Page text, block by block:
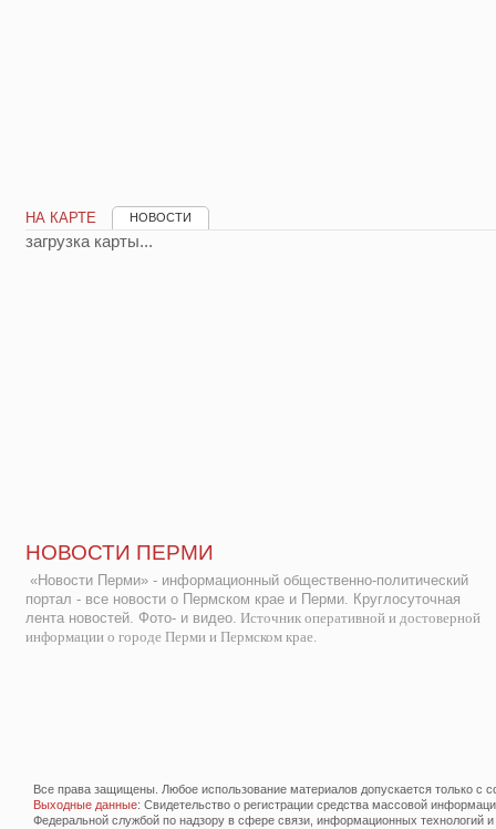
НА КАРТЕ НОВОСТИ
загрузка карты...
НОВОСТИ ПЕРМИ
«Новости Перми» - информационный общественно-политический
портал - все новости о Пермском крае и Перми. Круглосуточная
лента новостей. Фото- и видео. Источник оперативной и достоверной
информации о городе Перми и Пермском крае.
Все права защищены. Любое использование материалов допускается только с
Выходные данные: Свидетельство о регистрации средства массовой
Федеральной службой по надзору в сфере связи, информационных технологий